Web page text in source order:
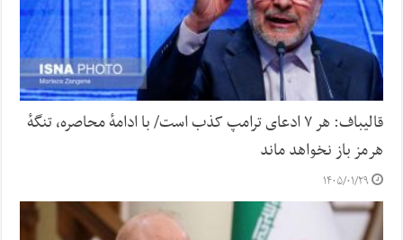
قالیباف: هر ۷ ادعای ترامپ کذب است/ با ادامهٔ محاصره، تنگهٔ
هرمز باز نخواهد ماند
۱۴۰۵/۰۱/۲۹